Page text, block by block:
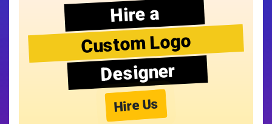
Hire a
Custom Logo
Designer
Hire Us